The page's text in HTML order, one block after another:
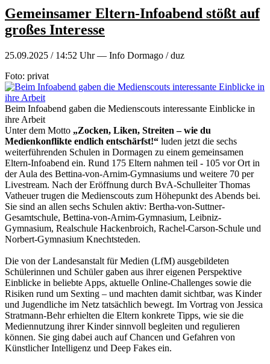
Gemeinsamer Eltern-Infoabend stößt auf
großes Interesse
25.09.2025 / 14:52 Uhr — Info Dormago / duz
Foto: privat
Beim Infoabend gaben die Medienscouts interessante Einblicke in
ihre Arbeit
Unter dem Motto „Zocken, Liken, Streiten – wie du
Medienkonflikte endlich entschärfst!“ luden jetzt die sechs
weiterführenden Schulen in Dormagen zu einem gemeinsamen
Eltern-Infoabend ein. Rund 175 Eltern nahmen teil - 105 vor Ort in
der Aula des Bettina-von-Arnim-Gymnasiums und weitere 70 per
Livestream. Nach der Eröffnung durch BvA-Schulleiter Thomas
Vatheuer trugen die Medienscouts zum Höhepunkt des Abends bei.
Sie sind an allen sechs Schulen aktiv: Bertha-von-Suttner-
Gesamtschule, Bettina-von-Arnim-Gymnasium, Leibniz-
Gymnasium, Realschule Hackenbroich, Rachel-Carson-Schule und
Norbert-Gymnasium Knechtsteden.
Die von der Landesanstalt für Medien (LfM) ausgebildeten
Schülerinnen und Schüler gaben aus ihrer eigenen Perspektive
Einblicke in beliebte Apps, aktuelle Online-Challenges sowie die
Risiken rund um Sexting – und machten damit sichtbar, was Kinder
und Jugendliche im Netz tatsächlich bewegt. Im Vortrag von Jessica
Stratmann-Behr erhielten die Eltern konkrete Tipps, wie sie die
Mediennutzung ihrer Kinder sinnvoll begleiten und regulieren
können. Sie ging dabei auch auf Chancen und Gefahren von
Künstlicher Intelligenz und Deep Fakes ein.